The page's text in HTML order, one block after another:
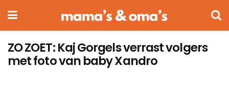
ZO ZOET: Kaj Gorgels verrast volgers
met foto van baby Xandro